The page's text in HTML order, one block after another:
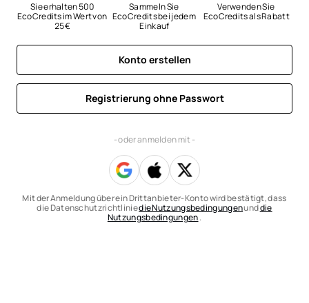
Sie erhalten 500
EcoCredits im Wert von
25 €
Sammeln Sie
EcoCredits bei jedem
Einkauf
Verwenden Sie
EcoCredits als Rabatt
Konto erstellen
Registrierung ohne Passwort
- oder anmelden mit -
Mit der Anmeldung über ein Drittanbieter-Konto wird bestätigt, dass
die Datenschutzrichtliniedie Nutzungsbedingungenunddie
Nutzungsbedingungen.